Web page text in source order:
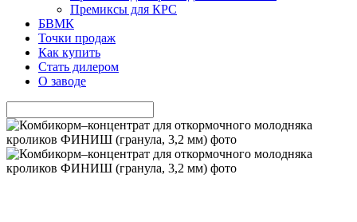
Премиксы для КРС
БВМК
Точки продаж
Как купить
Стать дилером
О заводе